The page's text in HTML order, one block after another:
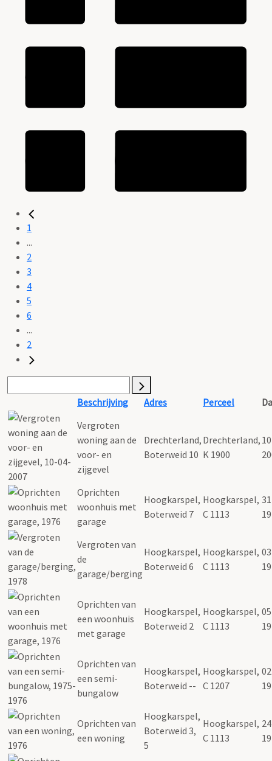
1
...
2
3
4
5
6
...
2
Beschrijving Adres Perceel
Vergroten
woning aan de
voor- en
zijgevel
Drechterland,
Boterweid 10
Drechterland,
K 1900
Oprichten
woonhuis met
garage
Hoogkarspel,
Boterweid 7
Hoogkarspel,
C 1113
Vergroten van
de
garage/berging
Hoogkarspel,
Boterweid 6
Hoogkarspel,
C 1113
Oprichten van
een woonhuis
met garage
Hoogkarspel,
Boterweid 2
Hoogkarspel,
C 1113
Oprichten van
een semi-
bungalow
Hoogkarspel,
Boterweid --
Hoogkarspel,
C 1207
Oprichten van
een woning
Hoogkarspel,
Boterweid 3,
5
Hoogkarspel,
C 1113